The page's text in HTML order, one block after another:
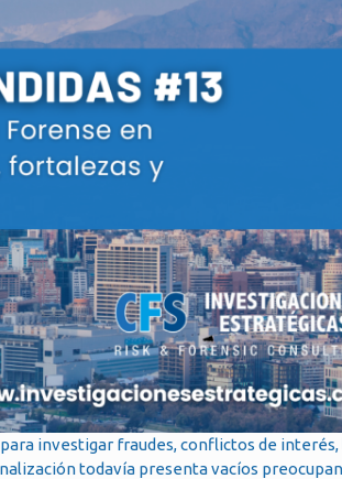
investigar fraudes, conflictos de interés,
todavía presenta vacíos